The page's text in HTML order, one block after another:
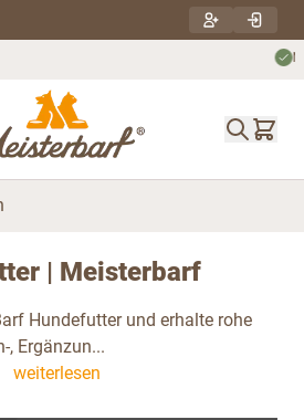
| Meisterbarf
Hundefutter und erhalte rohe
, Ergänzun...
weiterlesen